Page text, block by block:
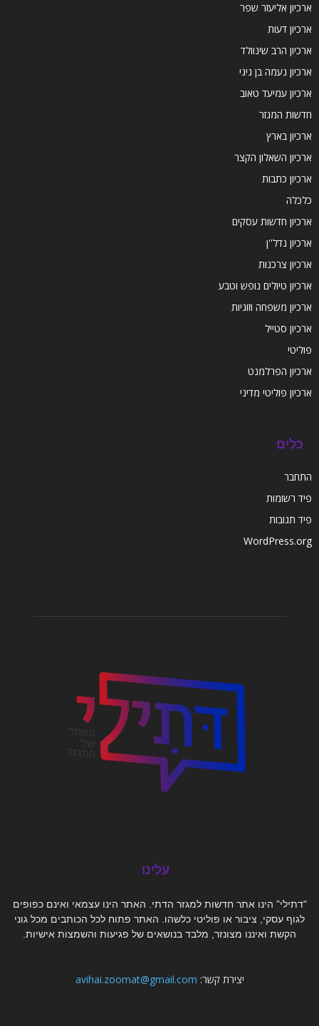
ארכיון אליעזר שפר
ארכיון דעות
ארכיון הרב שינוולד
ארכיון נעמה בן גיגי
ארכיון עמיעד טאוב
חדשות המגזר
ארכיון בארץ
ארכיון השאלון הקצר
ארכיון כתבות
כלכלה
ארכיון חדשות עסקים
ארכיון נדל''ן
ארכיון צרכנות
ארכיון טיולים נופש וטבע
ארכיון משפחה וזוגיות
ארכיון סטייל
פוליטי
ארכיון הפרלמנט
ארכיון פוליטי מדיני
כלים
התחבר
פיד רשומות
פיד תגובות
WordPress.org
עלינו
"דתילי" הינו אתר חדשות למגזר הדתי. האתר הינו עצמאי ואינם כפופים
לגוף עסקי, ציבור או פוליטי כלשהו. האתר פתוח לכל הכותבים מכל גוני
הקשת ואיננו מצונזר, מלבד בנושאים של פגיעות והשמצות אישיות.
יצירת קשר: avihai.zoomat@gmail.com